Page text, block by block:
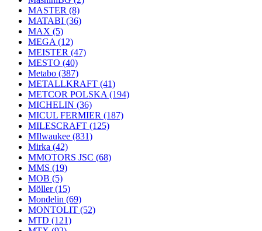
MASTER (8)
MATABI (36)
MAX (5)
MEGA (12)
MEISTER (47)
MESTO (40)
Metabo (387)
METALLKRAFT (41)
METCOR POLSKA (194)
MICHELIN (36)
MICUL FERMIER (187)
MILESCRAFT (125)
MIlwaukee (831)
Mirka (42)
MMOTORS JSC (68)
MMS (19)
MOB (5)
Möller(15)
Mondelin (69)
MONTOLIT (52)
MTD (121)